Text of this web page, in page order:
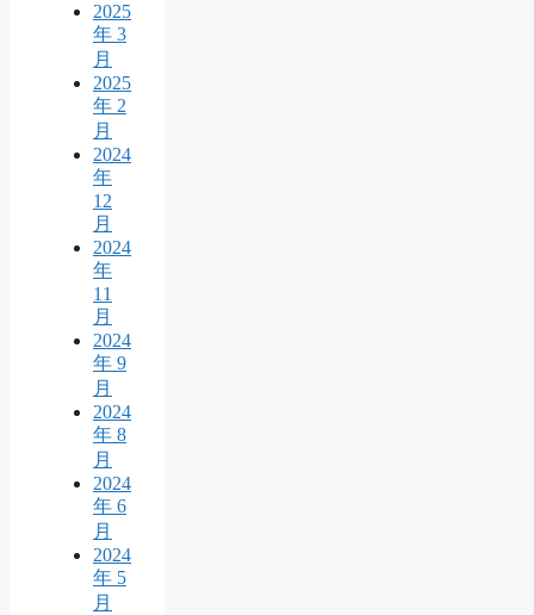
2025
年 3
月
2025
年 2
月
2024
年
12
月
2024
年
11
月
2024
年 9
月
2024
年 8
月
2024
年 6
月
2024
年 5
月